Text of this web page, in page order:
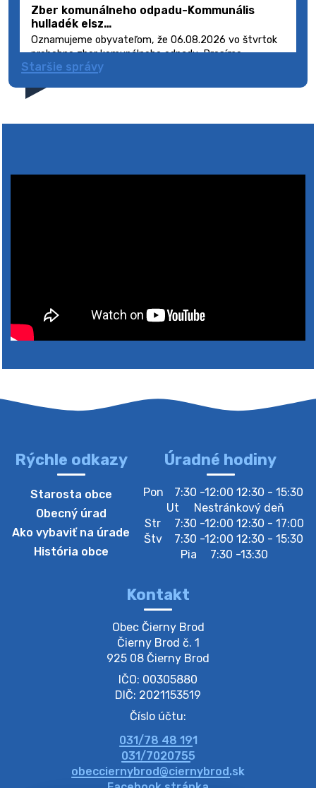
Zber komunálneho odpadu-Kommunális
hulladék elsz…
Oznamujeme obyvateľom, že 06.08.2026 vo štvrtok
prebehne zber komunálneho odpadu. Prosíme
obyvateľov, aby smetné nádoby s odpadom vyložili
5. augusta 2026 08:41
4. augusta 2026 10:05
Zberný dvor-Gyűjtőudvar
Oznamujeme obyvateľom, že v stredu 05. augusta
bude zberný dvor zatvorený. Értesítjük a lakosokat,
hogy szerdán augusztus 05-én a gyűjtőudvar zárva
lesz https://ciernybrod.sk?p=214…
Zber separovaného odpadu plastu-
Szeparált műanya…
Oznamujeme obyvateľom, že v stredu 05. augusta
prebehne zber separovaného odpadu plastu. Prosíme
obyvateľov, aby vrecia s odpadom vyložili pred dom už
večer vopred, nakoľko firma F…
4. augusta 2026 09:51
Oznámenie o plánovanom prerušení dodávky
elektri…
Oznamujeme Vám, že v určitých dňoch bude v
Staršie správy
Rýchle odkazy
Starosta obce
Obecný úrad
Ako vybaviť na úrade
História obce
Úradné hodiny
Pon
7:30 -12:00 12:30 - 15:30
Ut
Nestránkový deň
Str
7:30 -12:00 12:30 - 17:00
Štv
7:30 -12:00 12:30 - 15:30
Pia
7:30 -13:30
Kontakt
Obec Čierny Brod
Čierny Brod č. 1
925 08 Čierny Brod
IČO: 00305880
DIČ: 2021153519
Číslo účtu:
031/78 48 191
031/7020755
obecciernybrod@ciernybrod.sk